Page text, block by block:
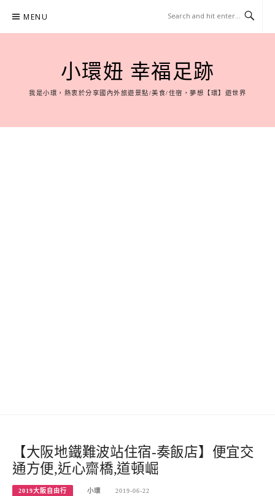
content
MENU
小環妞 幸福足跡
我是小環，熱衷於分享國內外旅遊景點/美食/住宿，夢想【環】遊世界
【大阪地鐵難波站住宿-奏飯店】便宜交
通方便,近心齋橋,道頓崛
2019大阪自由行 小環 2019-06-22